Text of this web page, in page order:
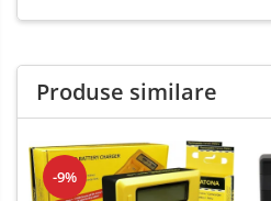
Produse similare
-9%